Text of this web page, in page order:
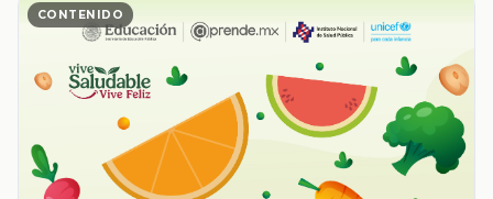
CONTENIDO